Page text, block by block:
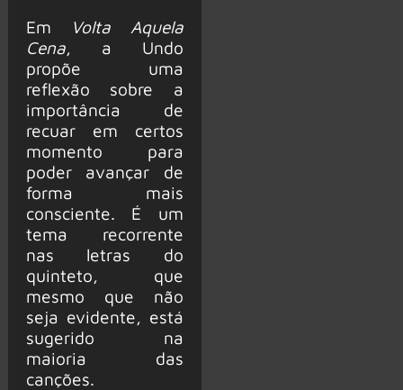
Em
Volta Aquela
Cena, a Undo
propõe uma
reflexão sobre a
importância de
recuar em certos
momento para
poder avançar de
forma mais
consciente. É um
tema recorrente
nas letras do
quinteto, que
mesmo que não
seja evidente, está
sugerido na
maioria das
canções.